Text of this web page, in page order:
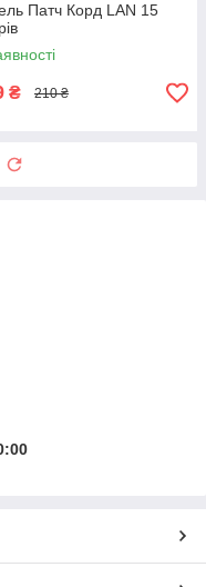
Патч Корд LAN 15
₴ 210 ₴